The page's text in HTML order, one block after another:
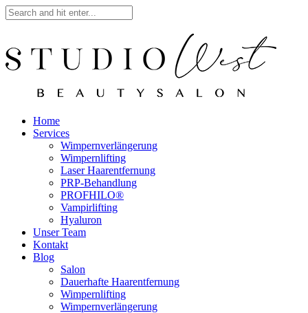
Home
Services
Wimpernverlängerung
Wimpernlifting
Laser Haarentfernung
PRP-Behandlung
PROFHILO®
Vampirlifting
Hyaluron
Unser Team
Kontakt
Blog
Salon
Dauerhafte Haarentfernung
Wimpernlifting
Wimpernverlängerung